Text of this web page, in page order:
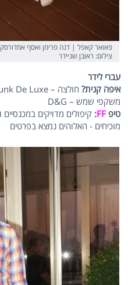
פאואר קאפל | דנה פרימן ואסף
צילום: ראובן שניידר
עברי לידר
איפה קנית?
משקפי שמש – D&G
טיפFF
: קיפולים מדויקים
מוכיחים - האלוהים נמצא בפרטים